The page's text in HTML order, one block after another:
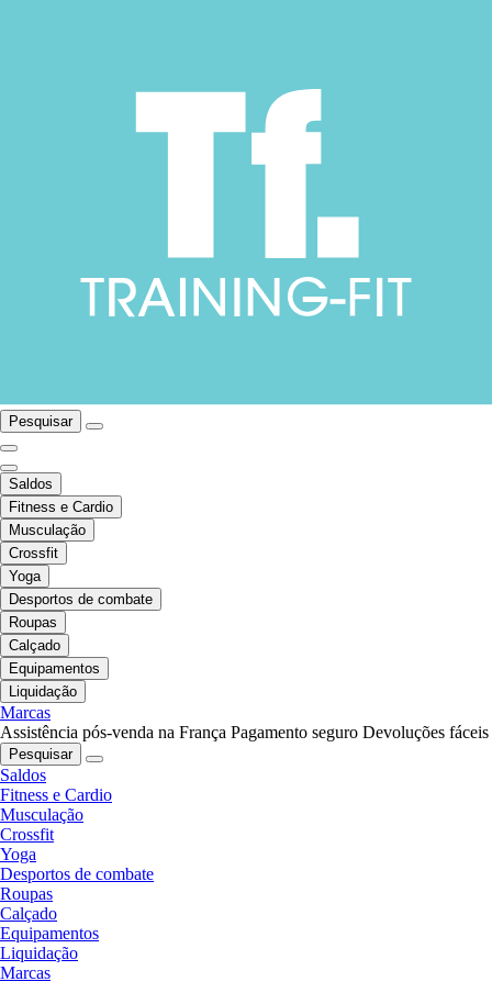
Pesquisar
Saldos
Fitness e Cardio
Musculação
Crossfit
Yoga
Desportos de combate
Roupas
Calçado
Equipamentos
Liquidação
Marcas
Assistência pós-venda na França Pagamento seguro Devoluções fáceis
Pesquisar
Saldos
Fitness e Cardio
Musculação
Crossfit
Yoga
Desportos de combate
Roupas
Calçado
Equipamentos
Liquidação
Marcas